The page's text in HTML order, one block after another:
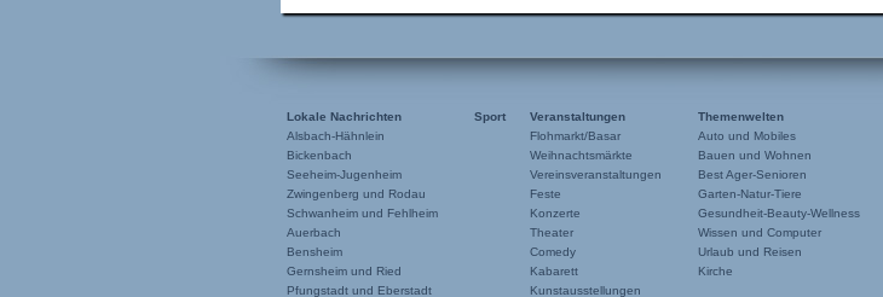
Lokale Nachrichten
Alsbach-Hähnlein
Bickenbach
Seeheim-Jugenheim
Zwingenberg und Rodau
Schwanheim und Fehlheim
Auerbach
Bensheim
Gernsheim und Ried
Pfungstadt und Eberstadt
Sport
Veranstaltungen
Flohmarkt/Basar
Weihnachtsmärkte
Vereinsveranstaltungen
Feste
Konzerte
Theater
Comedy
Kabarett
Kunstausstellungen
Themenwelten
Auto und Mobiles
Bauen und Wohnen
Best Ager-Senioren
Garten-Natur-Tiere
Gesundheit-Beauty-Wellness
Wissen und Computer
Urlaub und Reisen
Kirche